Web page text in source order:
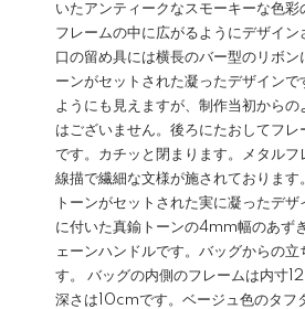
いたアンティークなスモーキーな色
フレームの中に広がるようにデザイン
口の留め具には横長のバー型のリボン
ーンがセットされた凝ったデザインで
ようにも見えますが、制作当初からの
はございません。後ろにたおしてフレ
です。カチッと閉まります。メタルフ
線描で繊細な文様が施されております
トーンがセットされた実に凝ったデ
に付いた真鍮トーンの4mm幅のあず
ェーンハンドルです。バッグからの
す。 バッグの内側のフレームは内寸
深さは10cmです。ベージュ色のタフ